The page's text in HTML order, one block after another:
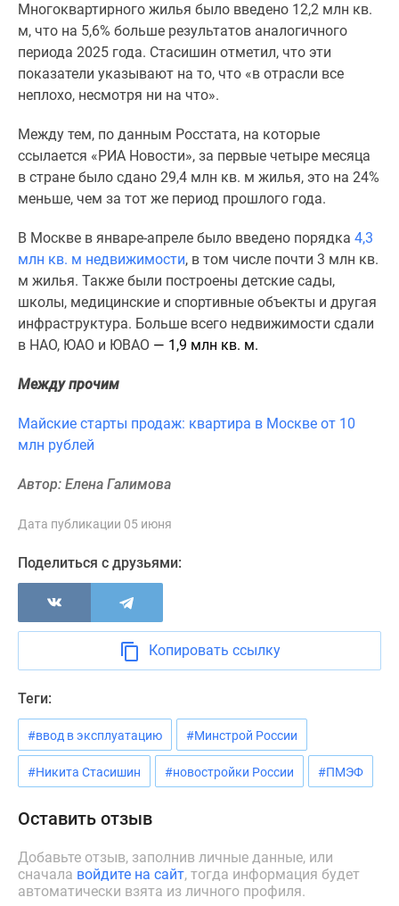
Панорамы
новостроек
Видеообзор
новостроек
Экспертиза
новостроек
Экология
Подмосковья
Студии
комнатные
комнатные
Квартиры
карте
Ипотечный
Семейная
Военная
ипотека
Банки
программы
Мнение
эксперта
Аналитика
рынка
Покупателю
Экспертиза
Эксперты
авторы
Многоквартирного жилья было введено 12,2 млн кв.
м, что на 5,6% больше результатов аналогичного
периода 2025 года. Стасишин отметил, что эти
показатели указывают на то, что «в отрасли все
неплохо, несмотря ни на что».
Между тем, по данным Росстата, на которые
ссылается «РИА Новости», за первые четыре месяца
в стране было сдано 29,4 млн кв. м жилья, это на 24%
меньше, чем за тот же период прошлого года.
В Москве в январе-апреле было введено порядка 4,3
млн кв. м недвижимости, в том числе почти 3 млн кв.
м жилья. Также были построены детские сады,
школы, медицинские и спортивные объекты и другая
инфраструктура. Больше всего недвижимости сдали
в НАО, ЮАО и ЮВАО — 1,9 млн кв. м.
Между прочим
Майские старты продаж: квартира в Москве от 10
млн рублей
Автор: Елена Галимова
Дата публикации 05 июня
Поделиться с друзьями:
Копировать ссылку
Теги:
#ввод в эксплуатацию #Минстрой России
#Никита Стасишин #новостройки России #ПМЭФ
Оставить отзыв
Добавьте отзыв, заполнив личные данные, или
сначала войдите на сайт, тогда информация будет
автоматически взята из личного профиля.